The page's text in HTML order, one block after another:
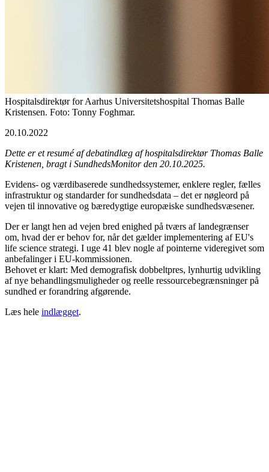
Hospitalsdirektør for Aarhus Universitetshospital Thomas Balle
Kristensen. Foto: Tonny Foghmar.
20.10.2022
Dette er et resumé af debatindlæg af hospitalsdirektør Thomas Balle
Kristenen, bragt i SundhedsMonitor den 20.10.2025.
Evidens- og værdibaserede sundhedssystemer, enklere regler, fælles
infrastruktur og standarder for sundhedsdata – det er nøgleord på
vejen til innovative og bæredygtige europæiske sundhedsvæsener.
Der er langt hen ad vejen bred enighed på tværs af landegrænser
om, hvad der er behov for, når det gælder implementering af EU's
life science strategi. I uge 41 blev nogle af pointerne videregivet som
anbefalinger i EU-kommissionen.
Behovet er klart: Med demografisk dobbeltpres, lynhurtig udvikling
af nye behandlingsmuligheder og reelle ressourcebegrænsninger på
sundhed er forandring afgørende.
Læs hele indlægget.